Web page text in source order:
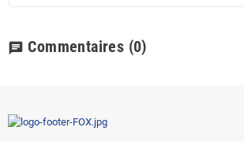
chat Commentaires (0)